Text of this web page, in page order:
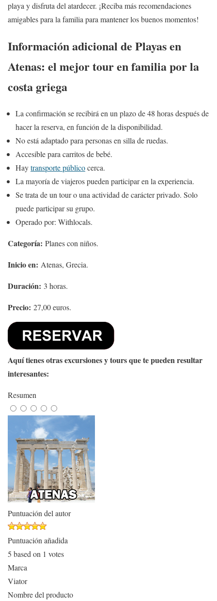
playa y disfruta del atardecer. ¡Reciba más recomendaciones
amigables para la familia para mantener los buenos momentos!
Información adicional de Playas en
Atenas: el mejor tour en familia por la
costa griega
La confirmación se recibirá en un plazo de 48 horas después de
hacer la reserva, en función de la disponibilidad.
No está adaptado para personas en silla de ruedas.
Accesible para carritos de bebé.
Haytransporte públicocerca.
La mayoría de viajeros pueden participar en la experiencia.
Se trata de un tour o una actividad de carácter privado. Solo
puede participar su grupo.
Operado por: Withlocals.
Categoría: Planes con niños.
Inicio en: Atenas, Grecia.
Duración: 3 horas.
Precio: 27,00 euros.
Aquí tienes otras excursiones y tours que te pueden resultar
interesantes:
Resumen
Puntuación del autor
Puntuación añadida
5 based on 1 votes
Marca
Viator
Nombre del producto